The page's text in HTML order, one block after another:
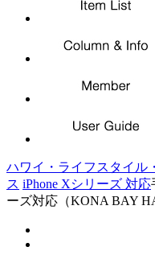
ハワイ・ライフスタイル
ス iPhone Xシリーズ 対応
ーズ対応（KONA BAY